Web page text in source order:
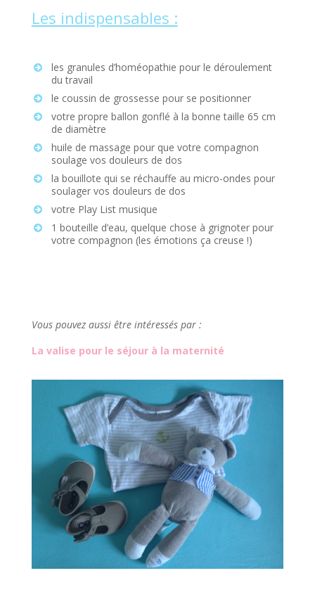
Les indispensables :
les granules d’homéopathie pour le déroulement
du travail
le coussin de grossesse pour se positionner
votre propre ballon gonflé à la bonne taille 65 cm
de diamètre
huile de massage pour que votre compagnon
soulage vos douleurs de dos
la bouillote qui se réchauffe au micro-ondes pour
soulager vos douleurs de dos
votre Play List musique
1 bouteille d’eau, quelque chose à grignoter pour
votre compagnon (les émotions ça creuse !)
Vous pouvez aussi être intéressés par :
La valise pour le séjour à la maternité